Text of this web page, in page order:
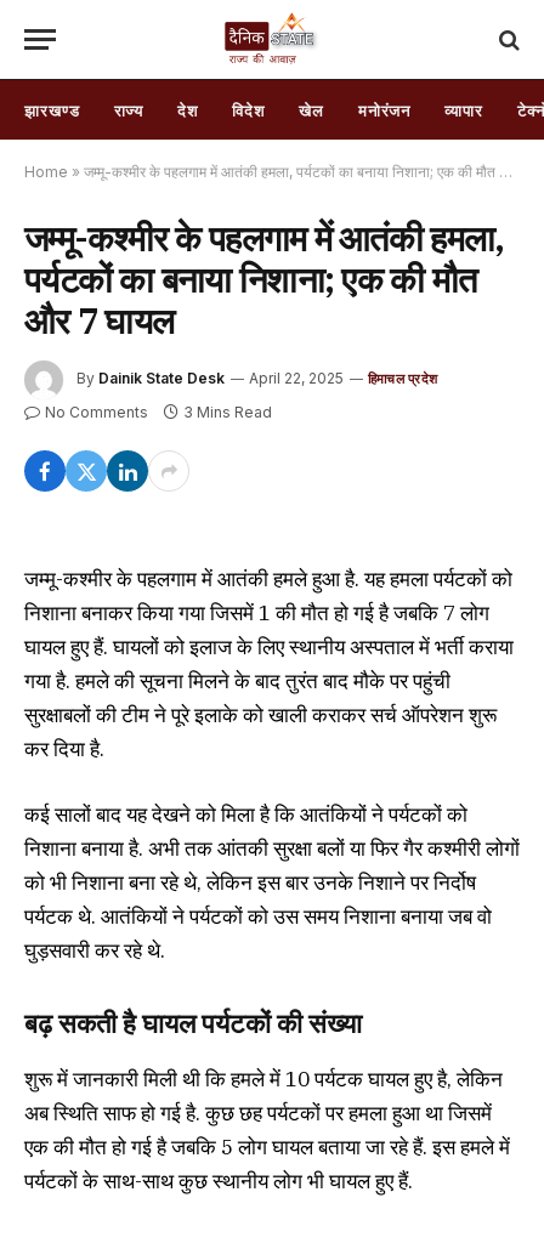
झारखण्ड राज्य देश विदेश खेल मनोरंजन व्यापार
Home » जम्मू-कश्मीर के पहलगाम में आतंकी हमला, पर्यटकों का बनाया निशाना; एक की मौत और 7 घायल
जम्मू-कश्मीर के पहलगाम में आतंकी हमला,
पर्यटकों का बनाया निशाना; एक की मौत
और 7 घायल
By Dainik State Desk April 22, 2025 हिमाचल प्रदेश
No Comments 3 Mins Read
जम्मू-कश्मीर के पहलगाम में आतंकी हमले हुआ है. यह हमला पर्यटकों को
निशाना बनाकर किया गया जिसमें 1 की मौत हो गई है जबकि 7 लोग
घायल हुए हैं. घायलों को इलाज के लिए स्थानीय अस्पताल में भर्ती कराया
गया है. हमले की सूचना मिलने के बाद तुरंत बाद मौके पर पहुंची
सुरक्षाबलों की टीम ने पूरे इलाके को खाली कराकर सर्च ऑपरेशन शुरू
कर दिया है.
कई सालों बाद यह देखने को मिला है कि आतंकियों ने पर्यटकों को
निशाना बनाया है. अभी तक आंतकी सुरक्षा बलों या फिर गैर कश्मीरी लोगों
को भी निशाना बना रहे थे, लेकिन इस बार उनके निशाने पर निर्दोष
पर्यटक थे. आतंकियों ने पर्यटकों को उस समय निशाना बनाया जब वो
घुड़सवारी कर रहे थे.
बढ़ सकती है घायल पर्यटकों की संख्या
शुरू में जानकारी मिली थी कि हमले में 10 पर्यटक घायल हुए है, लेकिन
अब स्थिति साफ हो गई है. कुछ छह पर्यटकों पर हमला हुआ था जिसमें
एक की मौत हो गई है जबकि 5 लोग घायल बताया जा रहे हैं. इस हमले में
पर्यटकों के साथ-साथ कुछ स्थानीय लोग भी घायल हुए हैं.